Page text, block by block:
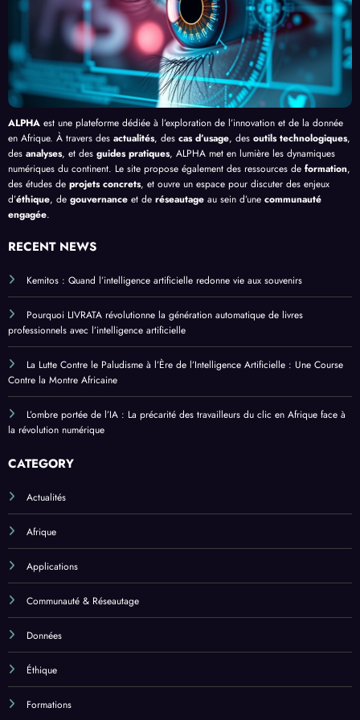
Infras
truct
ures
en
Afriq
ue
ALPHA est une plateforme dédiée à l’exploration de l’innovation et de la donnée
en Afrique. À travers des actualités, des cas d’usage, des outils technologiques,
des analyses, et des guides pratiques, ALPHA met en lumière les dynamiques
numériques du continent. Le site propose également des ressources de formation,
des études de projets concrets, et ouvre un espace pour discuter des enjeux
d’éthique, de gouvernance et de réseautage au sein d’une communauté
engagée.
RECENT NEWS
Kemitos : Quand l’intelligence artificielle redonne vie aux souvenirs
Pourquoi LIVRATA révolutionne la génération automatique de livres
professionnels avec l’intelligence artificielle
La Lutte Contre le Paludisme à l’Ère de l’Intelligence Artificielle : Une Course
Contre la Montre Africaine
L’ombre portée de l’IA : La précarité des travailleurs du clic en Afrique face à
la révolution numérique
CATEGORY
Actualités
Afrique
Applications
Communauté & Réseautage
Données
Éthique
Formations